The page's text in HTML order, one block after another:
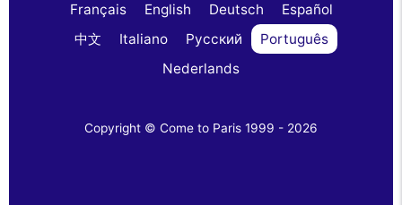
Français English Deutsch
Español
中文
Italiano Русский
Português
Nederlands
Copyright © Come to Paris 1999 - 2026